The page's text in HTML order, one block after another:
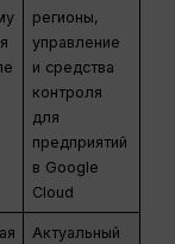
регионы,
управление
и средства
контроля
для
предприятий
в Google
Cloud
Актуальный